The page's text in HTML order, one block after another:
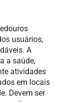
usuários,
A
a saúde,
atividades
em locais
Devem ser